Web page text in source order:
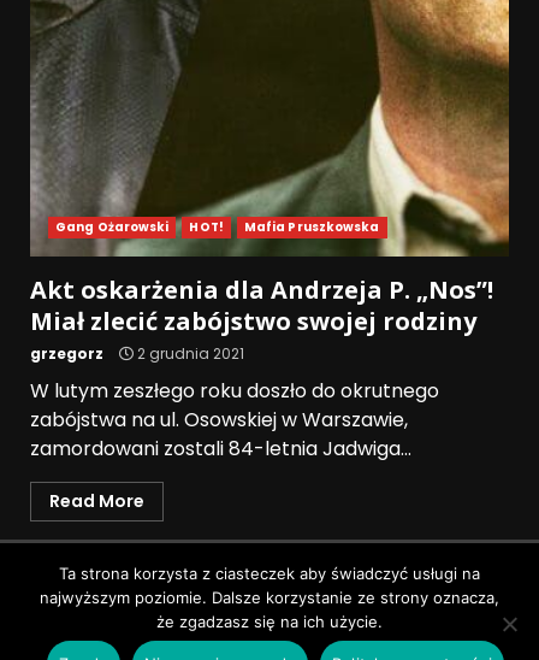
Gang Ożarowski HOT! Mafia Pruszkowska
Akt oskarżenia dla Andrzeja P. „Nos”!
Miał zlecić zabójstwo swojej rodziny
grzegorz 2 grudnia 2021
W lutym zeszłego roku doszło do okrutnego
zabójstwa na ul. Osowskiej w Warszawie,
zamordowani zostali 84-letnia Jadwiga...
Read More
Polityka prywatności
Wszystkie prawa zastrzeżone © Pruszków News
DarkNewsby AF themes.
Ta strona korzysta z ciasteczek aby świadczyć usługi na
najwyższym poziomie. Dalsze korzystanie ze strony oznacza,
że zgadzasz się na ich użycie.